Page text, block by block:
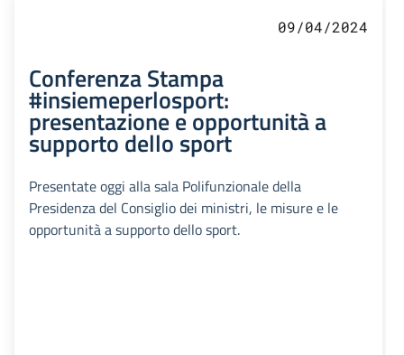
09/04/2024
Conferenza Stampa
#insiemeperlosport:
presentazione e opportunità a
supporto dello sport
Presentate oggi alla sala Polifunzionale della
Presidenza del Consiglio dei ministri, le misure e le
opportunità a supporto dello sport.